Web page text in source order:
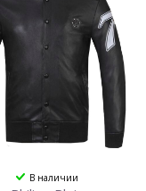
В наличии